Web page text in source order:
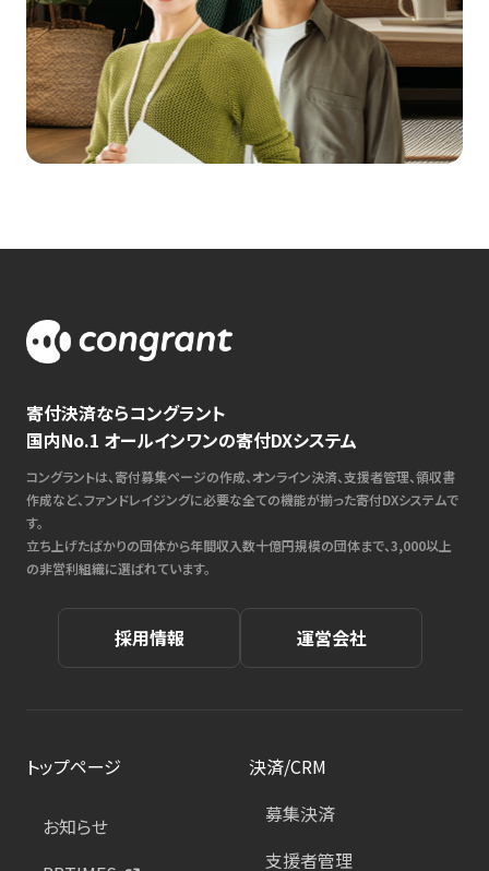
寄付決済ならコングラント
国内No.1 オールインワンの寄付DXシステム
コングラントは、寄付募集ページの作成、オンライン決済、支援者管理、領収書
作成など、ファンドレイジングに必要な全ての機能が揃った寄付DXシステムで
す。
立ち上げたばかりの団体から年間収入数十億円規模の団体まで、3,000以上
の非営利組織に選ばれています。
採用情報 運営会社
トップページ
お知らせ
決済/CRM
募集決済
支援者管理